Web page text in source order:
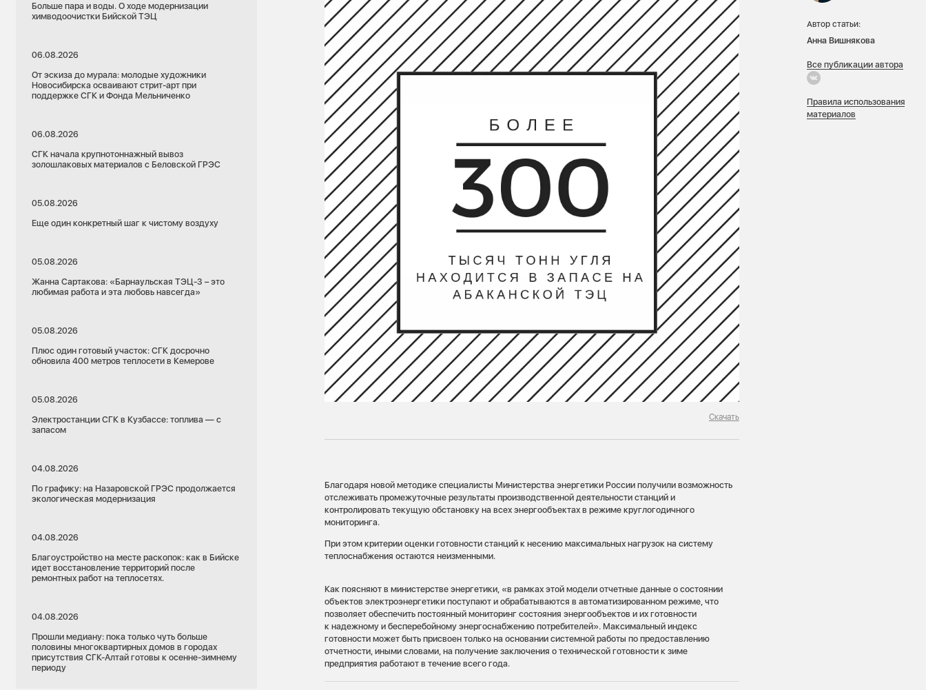
Больше пара и воды. О ходе модернизации
химводоочистки Бийской ТЭЦ
06.08.2026
От эскиза до мурала: молодые художники
Новосибирска осваивают стрит-арт при
поддержке СГК и Фонда Мельниченко
06.08.2026
СГК начала крупнотоннажный вывоз
золошлаковых материалов с Беловской ГРЭС
05.08.2026
Еще один конкретный шаг к чистому воздуху
05.08.2026
Жанна Сартакова: «Барнаульская ТЭЦ-3 – это
любимая работа и эта любовь навсегда»
05.08.2026
Плюс один готовый участок: СГК досрочно
обновила 400 метров теплосети в Кемерове
05.08.2026
Электростанции СГК в Кузбассе: топлива — с
запасом
04.08.2026
По графику: на Назаровской ГРЭС продолжается
экологическая модернизация
04.08.2026
Благоустройство на месте раскопок: как в Бийске
идет восстановление территорий после
ремонтных работ на теплосетях.
04.08.2026
Прошли медиану: пока только чуть больше
половины многоквартирных домов в городах
присутствия СГК-Алтай готовы к осенне-зимнему
периоду
Скачать
Благодаря новой методике специалисты Министерства энергетики России получили возможность
отслеживать промежуточные результаты производственной деятельности станций и
контролировать текущую обстановку на всех энергообъектах в режиме круглогодичного
мониторинга.
При этом критерии оценки готовности станций к несению максимальных нагрузок на систему
теплоснабжения остаются неизменными.
Как поясняют в министерстве энергетики, «в рамках этой модели отчетные данные о состоянии
объектов электроэнергетики поступают и обрабатываются в автоматизированном режиме, что
позволяет обеспечить постоянный мониторинг состояния энергообъектов и их готовности
к надежному и бесперебойному энергоснабжению потребителей». Максимальный индекс
готовности может быть присвоен только на основании системной работы по предоставлению
отчетности, иными словами, на получение заключения о технической готовности к зиме
предприятия работают в течение всего года.
Автор статьи:
Анна Вишнякова
Все публикации автора
Правила использования
материалов